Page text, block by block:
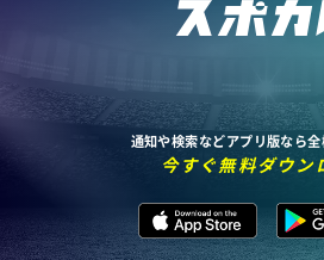
通知や検索などアプリ版なら
今すぐ無料ダウン